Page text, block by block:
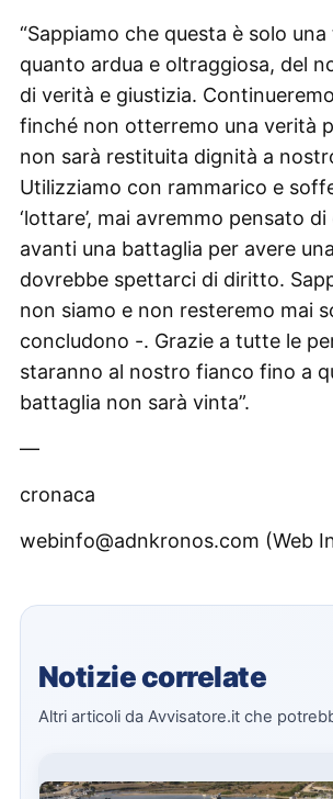
“Sappiamo che questa è solo
quanto ardua e oltraggiosa, del
di verità e giustizia.
finché non otterremo una verità
non sarà restituita dignità a
Utilizziamo con rammarico e
‘lottare’, mai avremmo pensato
avanti una battaglia per avere
dovrebbe spettarci di diritto.
non siamo e non resteremo mai
concludono -. Grazie a tutte le
staranno al nostro fianco fino a
battaglia non sarà vinta”.
—
cronaca
webinfo@adnkronos.com (Web
Notizie correlate
Altri articoli da Avvisatore.it che